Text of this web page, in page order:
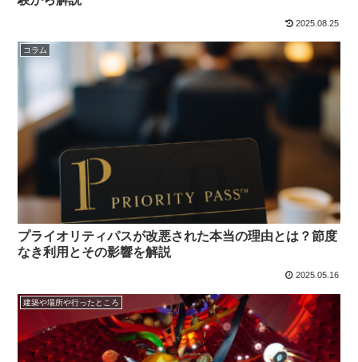
2025.08.25
コラム
プライオリティパスが改悪された本当の理由とは？節度
なき利用とその影響を解説
2025.05.16
建築や場所や行ったところ